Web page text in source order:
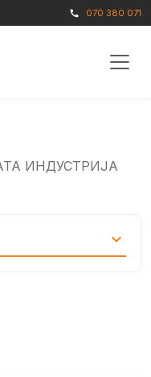
call 070 380 071
ИНДУСТРИЈА
expand_more